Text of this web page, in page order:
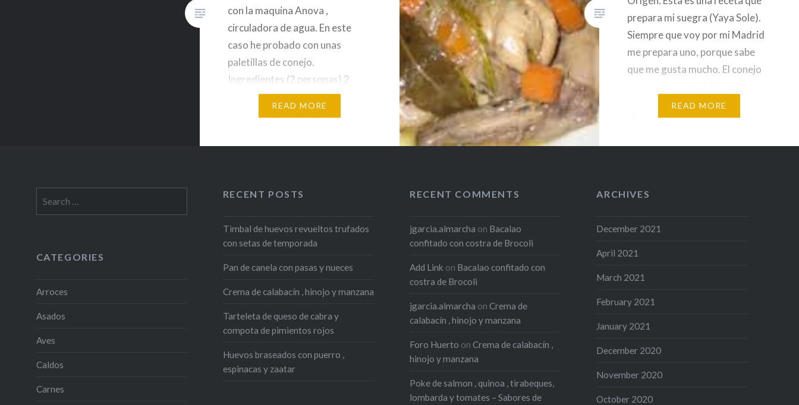
con la maquina Anova ,
circuladora de agua. En este
caso he probado con unas
paletillas de conejo.
Ingredientes (2 personas) 2
paletillas de conejo Romero en
Limon 2 zanahorias 4 tomates
READ MORE
prepara mi suegra (Yaya Sole).
Siempre que voy por mi Madrid
me prepara uno, porque sabe
que me gusta mucho. El conejo
sabrosa y al mismo tiempo no
tiene mucha grasa, por lo que
READ MORE
for:
RECENT POSTS
Timbal de huevos revueltos trufados
con setas de temporada
Pan de canela con pasas y nueces
Crema de calabacín , hinojo y manzana
Tarteleta de queso de cabra y
compota de pimientos rojos
Huevos braseados con puerro ,
espinacas y zaatar
RECENT COMMENTS
jgarcia.almarcha on Bacalao
confitado con costra de Brocoli
Add Link on Bacalao confitado con
costra de Brocoli
jgarcia.almarcha onCrema de
calabacín , hinojo y manzana
Foro Huerto onCrema de calabacín ,
hinojo y manzana
Poke de salmon , quinoa , tirabeques,
lombarda y tomates – Sabores de
ARCHIVES
December 2021
April 2021
March 2021
February 2021
January 2021
December 2020
November 2020
October 2020
CATEGORIES
Arroces
Asados
Aves
Caldos
Carnes